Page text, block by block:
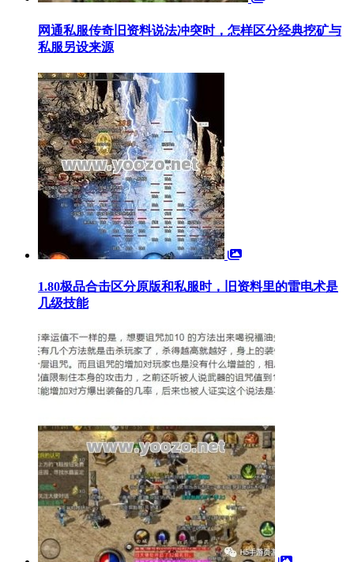
网通私服传奇旧资料说法冲突时，怎样区分经典挖矿与
私服另设来源
1.80极品合击区分原版和私服时，旧资料里的雷电术是
几级技能